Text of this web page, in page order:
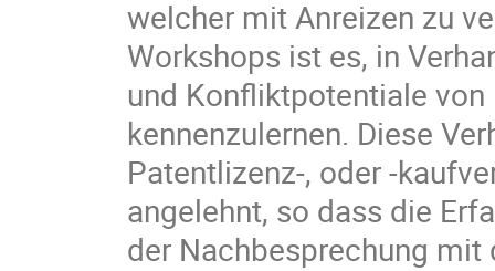
welcher mit Anreizen zu
Workshops ist es, in
und Konfliktpotentiale
kennenzulernen. Diese
Patentlizenz-, oder -
angelehnt, so dass die
der Nachbesprechung mit